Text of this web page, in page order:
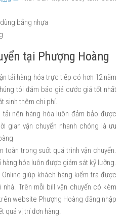
bằng nhựa
tại Phượng Hoàng
tải hàng hóa trực tiếp có hơn 12 năm
tôi đảm bảo giá cước giá tốt nhất
sinh thêm chi phí.
nên hàng hóa luôn đảm bảo được
gian vận chuyển nhanh chóng là ưu
toàn trong suốt quá trình vận chuyển.
hóa luôn được giám sát kỹ lưỡng.
giúp khách hàng kiểm tra được
nhà. Trên mỗi bill vận chuyển có kèm
website Phượng Hoàng đăng nhập
quả vị trí đơn hàng.